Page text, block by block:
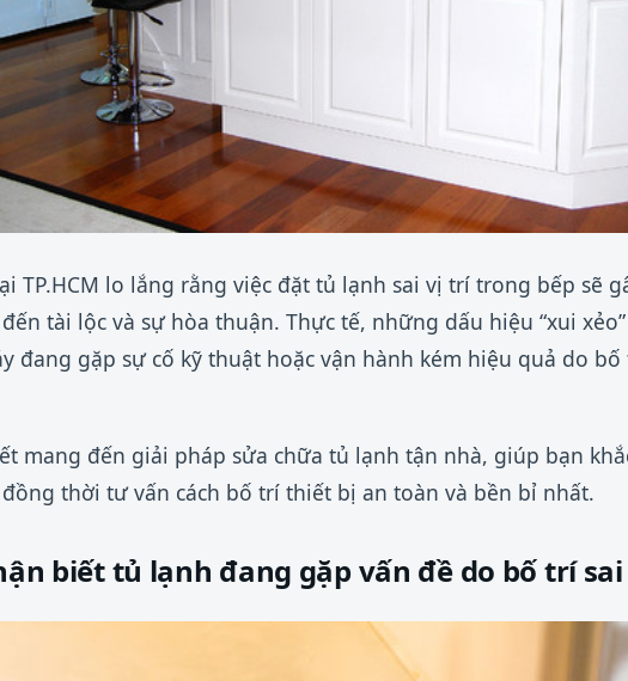
TP.HCM lo lắng rằng việc đặt tủ lạnh sai vị trí trong bếp sẽ
tài lộc và sự hòa thuận. Thực tế, những dấu hiệu “xui
đang gặp sự cố kỹ thuật hoặc vận hành kém hiệu quả do
mang đến giải pháp sửa chữa tủ lạnh tận nhà, giúp bạn
thời tư vấn cách bố trí thiết bị an toàn và bền bỉ nhất.
biết tủ lạnh đang gặp vấn đề do bố trí sai